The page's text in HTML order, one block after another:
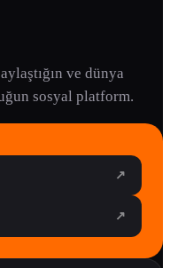
ve dünya
sosyal platform.
↗
↗